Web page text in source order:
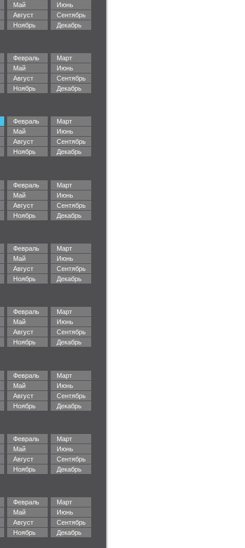
Май
Июнь
Август
Сентябрь
Ноябрь Декабрь
Февраль
Март
Май
Июнь
Август
Сентябрь
Ноябрь Декабрь
Февраль
Март
Май
Июнь
Август
Сентябрь
Ноябрь Декабрь
Февраль
Март
Май
Июнь
Август
Сентябрь
Ноябрь Декабрь
Февраль
Март
Май
Июнь
Август
Сентябрь
Ноябрь Декабрь
Февраль
Март
Май
Июнь
Август
Сентябрь
Ноябрь Декабрь
Февраль
Март
Май
Июнь
Август
Сентябрь
Ноябрь Декабрь
Февраль
Март
Май
Июнь
Август
Сентябрь
Ноябрь Декабрь
Февраль
Март
Май
Июнь
Август
Сентябрь
Ноябрь Декабрь